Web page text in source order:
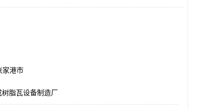
家港市
脂瓦设备制造厂